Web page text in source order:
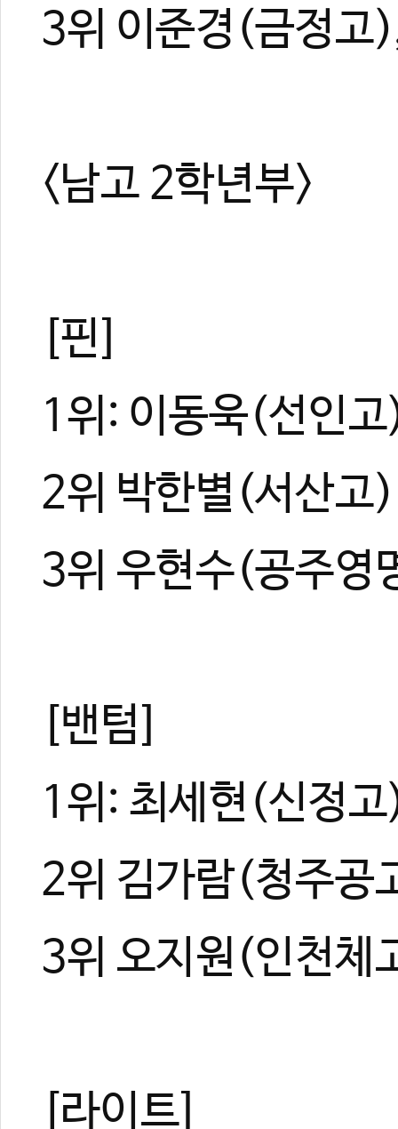
3위 이준경(금정
<남고 2학년부>
[핀]
1위: 이동욱(선인
2위 박한별(서산고)
3위 우현수(공주영
[밴텀]
1위: 최세현(신정
2위 김가람(청주공
3위 오지원(인천
[라이트]